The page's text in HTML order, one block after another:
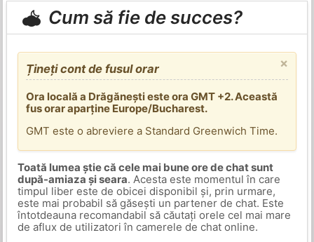
Cum să fie de succes?
×
Țineți cont de fusul orar
Ora locală a Drăgănești este ora GMT +2. Această
fus orar aparține Europe/Bucharest.
GMT este o abreviere a Standard Greenwich Time.
Toată lumea știe că cele mai bune ore de chat sunt
după-amiaza și seara. Acesta este momentul în care
timpul liber este de obicei disponibil și, prin urmare,
este mai probabil să găsești un partener de chat. Este
întotdeauna recomandabil să căutați orele cel mai mare
de aflux de utilizatori în camerele de chat online.